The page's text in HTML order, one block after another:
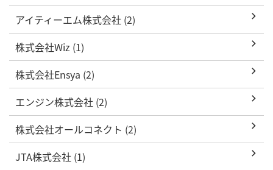
アイティーエム株式会社 (2)
株式会社Wiz (1)
株式会社Ensya (2)
エンジン株式会社 (2)
株式会社オールコネクト (2)
JTA株式会社 (1)